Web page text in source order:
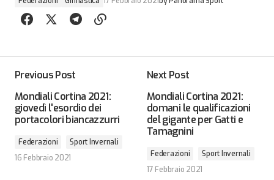
Previous Post
Mondiali Cortina 2021:
giovedì l'esordio dei
portacolori biancazzurri
Federazioni
Sport Invernali
16 Febbraio 2021
Next Post
Mondiali Cortina 2021:
domani le qualificazioni
del gigante per Gatti e
Tamagnini
Federazioni
Sport Invernali
17 Febbraio 2021